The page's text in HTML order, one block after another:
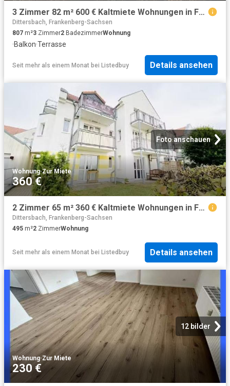
3 Zimmer 82 m² 600 € Kaltmiete Wohnungen in Frankenberg/D.
Dittersbach, Frankenberg-Sachsen
807 m²3 Zimmer2 BadezimmerWohnung
·Balkon·Terrasse
Seit mehr als einem Monat bei Listedbuy Details ansehen
Foto anschauen
Wohnung·Zur Miete
360 €
2 Zimmer 65 m² 360 € Kaltmiete Wohnungen in Frankenberg
Dittersbach, Frankenberg-Sachsen
495 m²2 ZimmerWohnung
Seit mehr als einem Monat bei Listedbuy Details ansehen
12 bilder
Wohnung·Zur Miete
230 €